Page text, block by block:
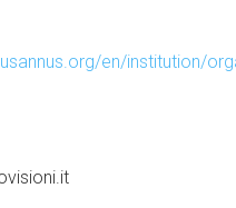
en/institution/